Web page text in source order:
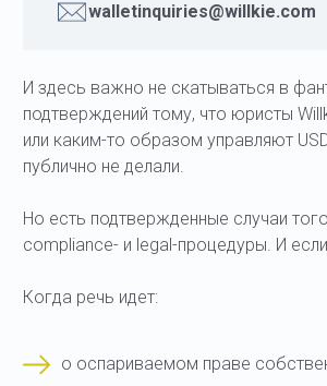
walletinquiries@willkie.com
И здесь важно не скатываться в
подтверждений тому, что юристы
или каким-то образом управляют
публично не делали.
Но есть подтвержденные случаи
compliance- и legal-процедуры. И
Когда речь идет:
о оспариваемом праве